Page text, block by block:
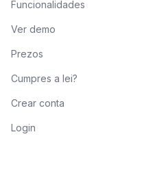
Funcionalidades
Ver demo
Prezos
Cumpres a lei?
Crear conta
Login